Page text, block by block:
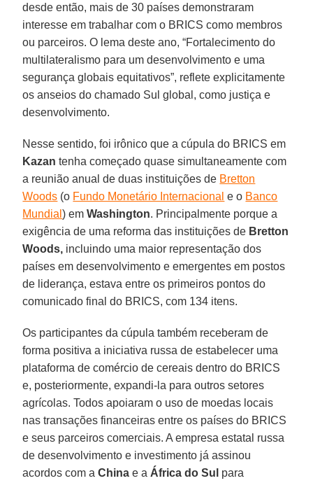
desde então, mais de 30 países demonstraram
interesse em trabalhar com o BRICS como membros
ou parceiros. O lema deste ano, “Fortalecimento do
multilateralismo para um desenvolvimento e uma
segurança globais equitativos”, reflete explicitamente
os anseios do chamado Sul global, como justiça e
desenvolvimento.
Nesse sentido, foi irônico que a cúpula do BRICS em
Kazan tenha começado quase simultaneamente com
a reunião anual de duas instituições de Bretton
Woods (o Fundo Monetário Internacional e o Banco
Mundial) emWashington. Principalmente porque a
exigência de uma reforma das instituições de Bretton
Woods, incluindo uma maior representação dos
países em desenvolvimento e emergentes em postos
de liderança, estava entre os primeiros pontos do
comunicado final do BRICS, com 134 itens.
Os participantes da cúpula também receberam de
forma positiva a iniciativa russa de estabelecer uma
plataforma de comércio de cereais dentro do BRICS
e, posteriormente, expandi-la para outros setores
agrícolas. Todos apoiaram o uso de moedas locais
nas transações financeiras entre os países do BRICS
e seus parceiros comerciais. A empresa estatal russa
de desenvolvimento e investimento já assinou
acordos com aChina e a África do Sul para